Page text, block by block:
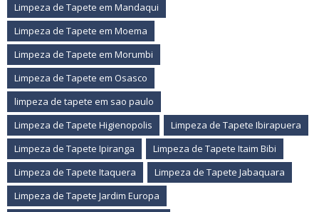
Limpeza de Tapete em Mandaqui
Limpeza de Tapete em Moema
Limpeza de Tapete em Morumbi
Limpeza de Tapete em Osasco
limpeza de tapete em sao paulo
Limpeza de Tapete Higienopolis
Limpeza de Tapete Ibirapuera
Limpeza de Tapete Ipiranga
Limpeza de Tapete Itaim Bibi
Limpeza de Tapete Itaquera
Limpeza de Tapete Jabaquara
Limpeza de Tapete Jardim Europa